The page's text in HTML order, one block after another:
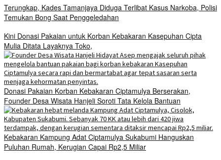
Terungkap, Kades Tamanjaya Diduga Terlibat Kasus Narkoba, Polisi
Temukan Bong Saat Penggeledahan
Kini Donasi Pakaian untuk Korban Kebakaran Kasepuhan Cipta
Mulia Ditata Layaknya Toko,
Donasi Pakaian Korban Kebakaran Ciptamulya Berserakan,
Founder Desa Wisata Hanjeli Soroti Tata Kelola Bantuan
Kebakaran Kampung Adat Ciptamulya Sukabumi Hanguskan
Puluhan Rumah, Kerugian Capai Rp2,5 Miliar